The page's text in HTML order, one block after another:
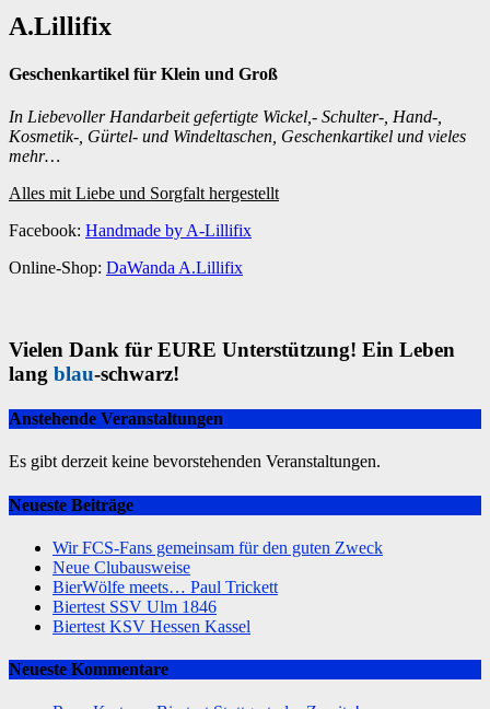
A.Lillifix
Geschenkartikel für Klein und Groß
In Liebevoller Handarbeit gefertigte Wickel,- Schulter-, Hand-,
Kosmetik-, Gürtel- und Windeltaschen, Geschenkartikel und vieles
mehr…
Alles mit Liebe und Sorgfalt hergestellt
Facebook: Handmade by A-Lillifix
Online-Shop: DaWanda A.Lillifix
Vielen Dank für EURE Unterstützung! Ein Leben
lang blau-schwarz!
Anstehende Veranstaltungen
Es gibt derzeit keine bevorstehenden Veranstaltungen.
Neueste Beiträge
Wir FCS-Fans gemeinsam für den guten Zweck
Neue Clubausweise
BierWölfe meets… Paul Trickett
Biertest SSV Ulm 1846
Biertest KSV Hessen Kassel
Neueste Kommentare